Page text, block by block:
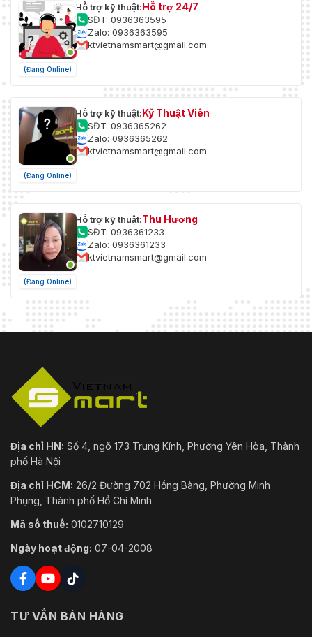
(Đang Online)
Hỗ trợ kỹ thuật:Hỗ trợ 24/7
SĐT: 0936363595
Zalo: 0936363595
ktvietnamsmart@gmail.com
(Đang Online)
Hỗ trợ kỹ thuật:Kỹ Thuật Viên
SĐT: 0936365262
Zalo: 0936365262
ktvietnamsmart@gmail.com
(Đang Online)
Hỗ trợ kỹ thuật:Thu Hương
SĐT: 0936361233
Zalo: 0936361233
ktvietnamsmart@gmail.com
Địa chỉ HN: Số 4, ngõ 173 Trung Kính, Phường Yên Hòa, Thành
phố Hà Nội
Địa chỉ HCM: 26/2 Đường 702 Hồng Bàng, Phường Minh
Phụng, Thành phố Hồ Chí Minh
Mã số thuế: 0102710129
Ngày hoạt động: 07-04-2008
TƯ VẤN BÁN HÀNG